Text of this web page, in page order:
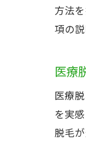
方法
項の
医療
医療
を実
脱毛